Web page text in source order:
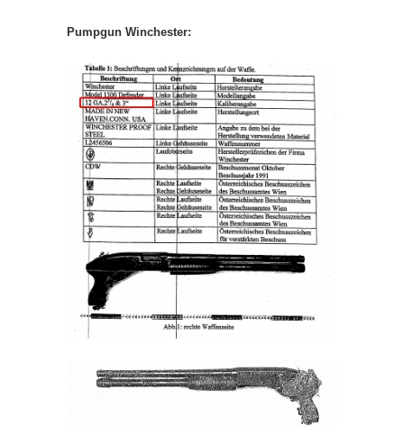
Pumpgun Winchester: